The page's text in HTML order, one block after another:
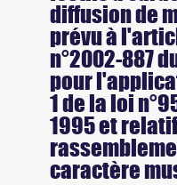
diffusion de
prévu à
n°2002-887
pour
1 de la loi
1995 et
caractère